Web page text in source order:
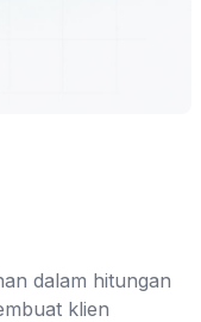
dalam hitungan
klien